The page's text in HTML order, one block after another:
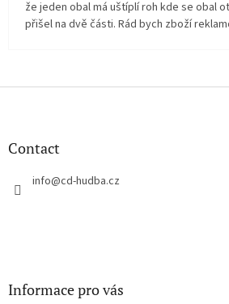
že jeden obal má uštíplí roh kde se obal
přišel na dvě části. Rád bych zboží
F
Contact
info@cd-hudba.cz
Informace pro vás